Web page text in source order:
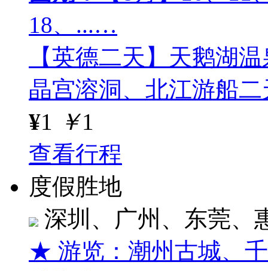
18、...…
【英德二天】天鹅湖
晶宫溶洞、北江游船二
¥1 ￥1
查看行程
度假胜地
深圳、广州、东莞、
★ 游览：潮州古城、